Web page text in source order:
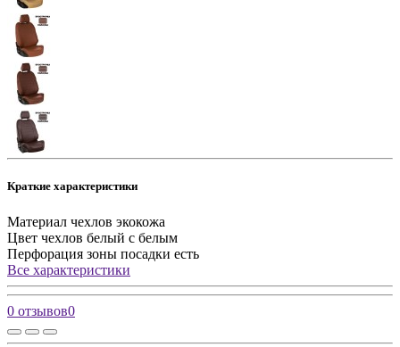
Краткие характеристики
Материал чехлов экокожа
Цвет чехлов белый с белым
Перфорация зоны посадки есть
Все характеристики
0 отзывов0